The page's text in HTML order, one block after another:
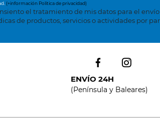
(+información Política de privacidad)
el tratamiento de mis datos para el
de productos, servicios o actividades por
ENVÍO 24H
(Península y Baleares)